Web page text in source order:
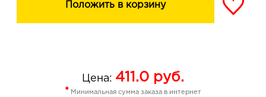
Положить в корзину
Цена: 411.0 руб.
* Минимальная сумма заказа в интернет